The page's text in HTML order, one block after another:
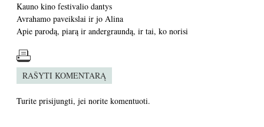
Kauno kino festivalio dantys
Avrahamo paveikslai ir jo Alina
Apie parodą, piarą ir andergraundą, ir tai, ko norisi
RAŠYTI KOMENTARĄ
Turite prisijungti, jei norite komentuoti.